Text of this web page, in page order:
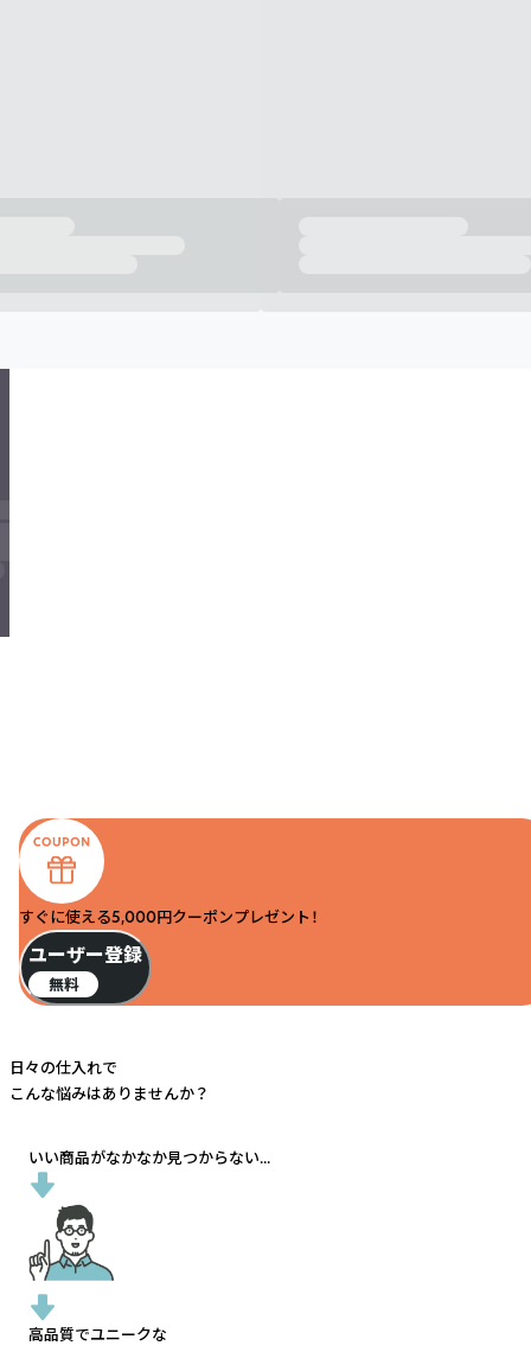
すぐに使える5,000円クーポンプレゼント！
ユーザー登録
無料
日々の仕入れで
こんな悩みはありませんか？
いい商品がなかなか見つからない...
高品質でユニークな